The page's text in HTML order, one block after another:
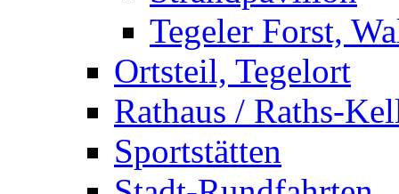
Tegeler Forst,
Ortsteil, Tegelort
Rathaus / Raths-
Sportstätten